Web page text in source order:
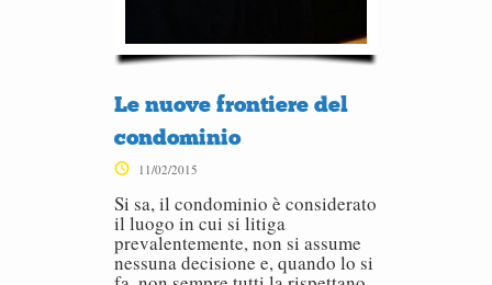
Le nuove frontiere del
condominio
11/02/2015
Si sa, il condominio è considerato
il luogo in cui si litiga
prevalentemente, non si assume
nessuna decisione e, quando lo si